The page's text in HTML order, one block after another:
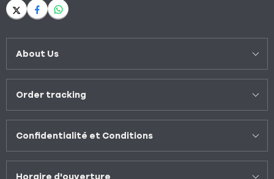
About Us
Order tracking
Confidentialité et Conditions
Horaire d'ouverture